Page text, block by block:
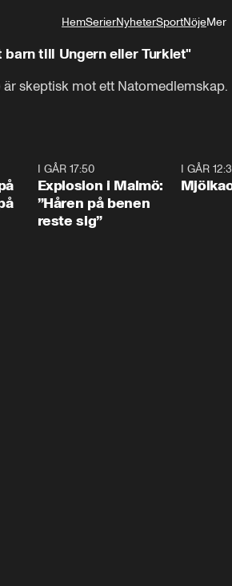
HemSerierNyheterSportNöjeMer
Livsstil
till Ungern eller Turkiet"
skeptisk mot ett Natomedlemskap.
I GÅR 17:50
Explosion i Malmö:
”Håren på benen
reste sig”
I GÅR